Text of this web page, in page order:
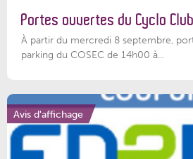
Portes ouvertes du Cyclo
À partir du mercredi 8 septembre,
parking du COSEC de 14h00 à...
Avis d'affichage